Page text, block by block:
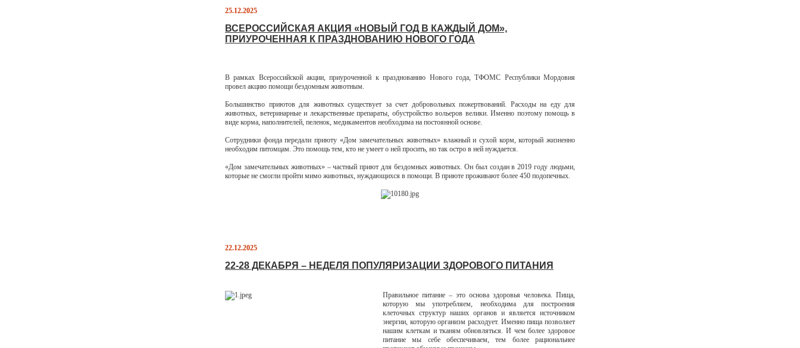
25.12.2025
ВСЕРОССИЙСКАЯ АКЦИЯ «НОВЫЙ ГОД В КАЖДЫЙ ДОМ»,
ПРИУРОЧЕННАЯ К ПРАЗДНОВАНИЮ НОВОГО ГОДА
В рамках Всероссийской акции, приуроченной к празднованию Нового года, ТФОМС Республики Мордовия
провел акцию помощи бездомным животным.
Большинство приютов для животных существует за счет добровольных пожертвований. Расходы на еду для
животных, ветеринарные и лекарственные препараты, обустройство вольеров велики. Именно поэтому помощь в
виде корма, наполнителей, пеленок, медикаментов необходима на постоянной основе.
Сотрудники фонда передали приюту «Дом замечательных животных» влажный и сухой корм, который жизненно
необходим питомцам. Это помощь тем, кто не умеет о ней просить, но так остро в ней нуждается.
«Дом замечательных животных» – частный приют для бездомных животных. Он был создан в 2019 году людьми,
которые не смогли пройти мимо животных, нуждающихся в помощи. В приюте проживают более 450 подопечных.
22.12.2025
22-28 ДЕКАБРЯ – НЕДЕЛЯ ПОПУЛЯРИЗАЦИИ ЗДОРОВОГО ПИТАНИЯ
Правильное питание – это основа здоровья человека. Пища,
которую мы употребляем, необходима для построения
клеточных структур наших органов и является источником
энергии, которую организм расходует. Именно пища позволяет
нашим клеткам и тканям обновляться. И чем более здоровое
питание мы себе обеспечиваем, тем более рациональнее